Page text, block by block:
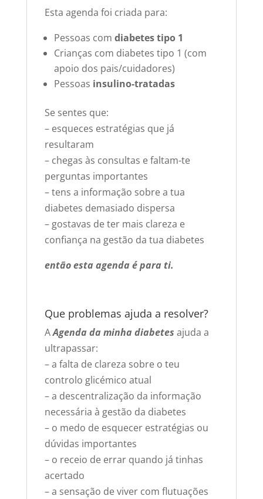
Esta agenda foi criada para:
Pessoas com diabetes tipo 1
Crianças com diabetes tipo 1 (com
apoio dos pais/cuidadores)
Pessoas insulino-tratadas
Se sentes que:
– esqueces estratégias que já
resultaram
– chegas às consultas e faltam-te
perguntas importantes
– tens a informação sobre a tua
diabetes demasiado dispersa
– gostavas de ter mais clareza e
confiança na gestão da tua diabetes
então esta agenda é para ti.
Que problemas ajuda a resolver?
AAgenda da minha diabetes ajuda a
ultrapassar:
– a falta de clareza sobre o teu
controlo glicémico atual
– a descentralização da informação
necessária à gestão da diabetes
– o medo de esquecer estratégias ou
dúvidas importantes
– o receio de errar quando já tinhas
acertado
– a sensação de viver com flutuações